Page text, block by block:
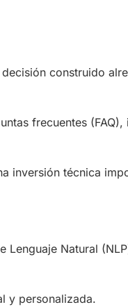
construido
frecuentes
inversión técnica
Natural
y personalizada.